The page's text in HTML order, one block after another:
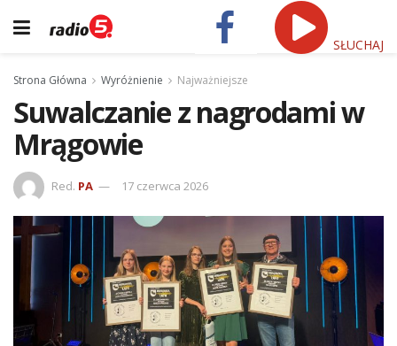
SŁUCHAJ
Strona Główna Wyróżnienie Najważniejsze
Suwalczanie z nagrodami w
Mrągowie
Red. PA 17 czerwca 2026